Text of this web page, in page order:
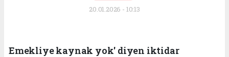
20.01.2026 - 10:13
Emekliye kaynak yok' diyen iktidar